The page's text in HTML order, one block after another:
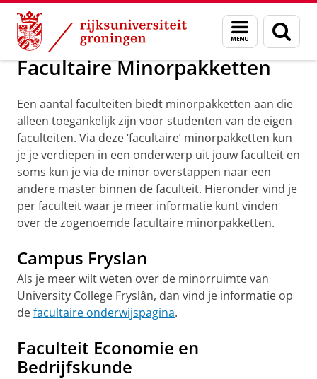
Skip
Content
Skip
Navigation
Menu
en
zoeken
Onderwijs Opleidingen Minor programma's
Facultaire Minorpakketten
Een aantal faculteiten biedt minorpakketten aan die
alleen toegankelijk zijn voor studenten van de eigen
faculteiten. Via deze ‘facultaire’ minorpakketten kun
je je verdiepen in een onderwerp uit jouw faculteit en
soms kun je via de minor overstappen naar een
andere master binnen de faculteit. Hieronder vind je
per faculteit waar je meer informatie kunt vinden
over de zogenoemde facultaire minorpakketten.
Campus Fryslan
Als je meer wilt weten over de minorruimte van
University College Fryslȃn, dan vind je informatie op
defacultaire onderwijspagina.
Faculteit Economie en
Bedrijfskunde